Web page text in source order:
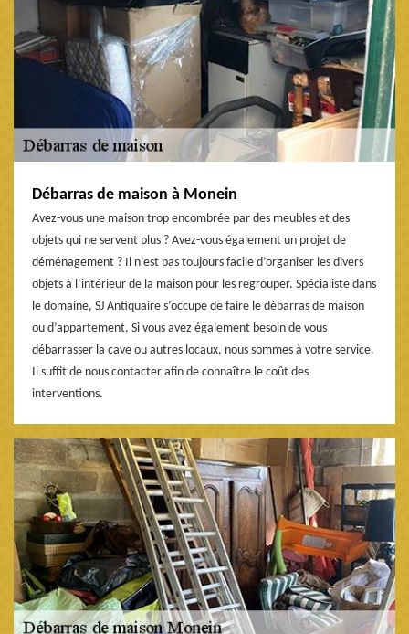
Débarras de maison à Monein
Avez-vous une maison trop encombrée par des meubles et des
objets qui ne servent plus ? Avez-vous également un projet de
déménagement ? Il n’est pas toujours facile d’organiser les divers
objets à l’intérieur de la maison pour les regrouper. Spécialiste dans
le domaine, SJ Antiquaire s’occupe de faire le débarras de maison
ou d’appartement. Si vous avez également besoin de vous
débarrasser la cave ou autres locaux, nous sommes à votre service.
Il suffit de nous contacter afin de connaître le coût des
interventions.